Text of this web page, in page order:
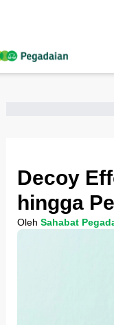
Decoy
hingga
Oleh Sahabat